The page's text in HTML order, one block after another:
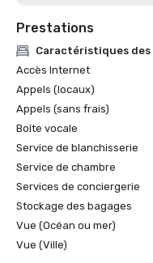
Prestations
Caractéristiques
Accès Internet
Appels (locaux)
Appels (sans frais)
Boîte vocale
Service de blanchisserie
Service de chambre
Services de conciergerie
Stockage des bagages
Vue (Océan ou mer)
Vue (Ville)